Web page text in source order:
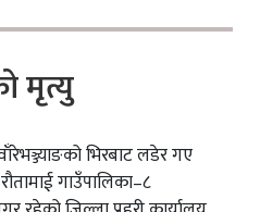
मृत्यु
भिरबाट लडेर गए
गाउँपालिका–८